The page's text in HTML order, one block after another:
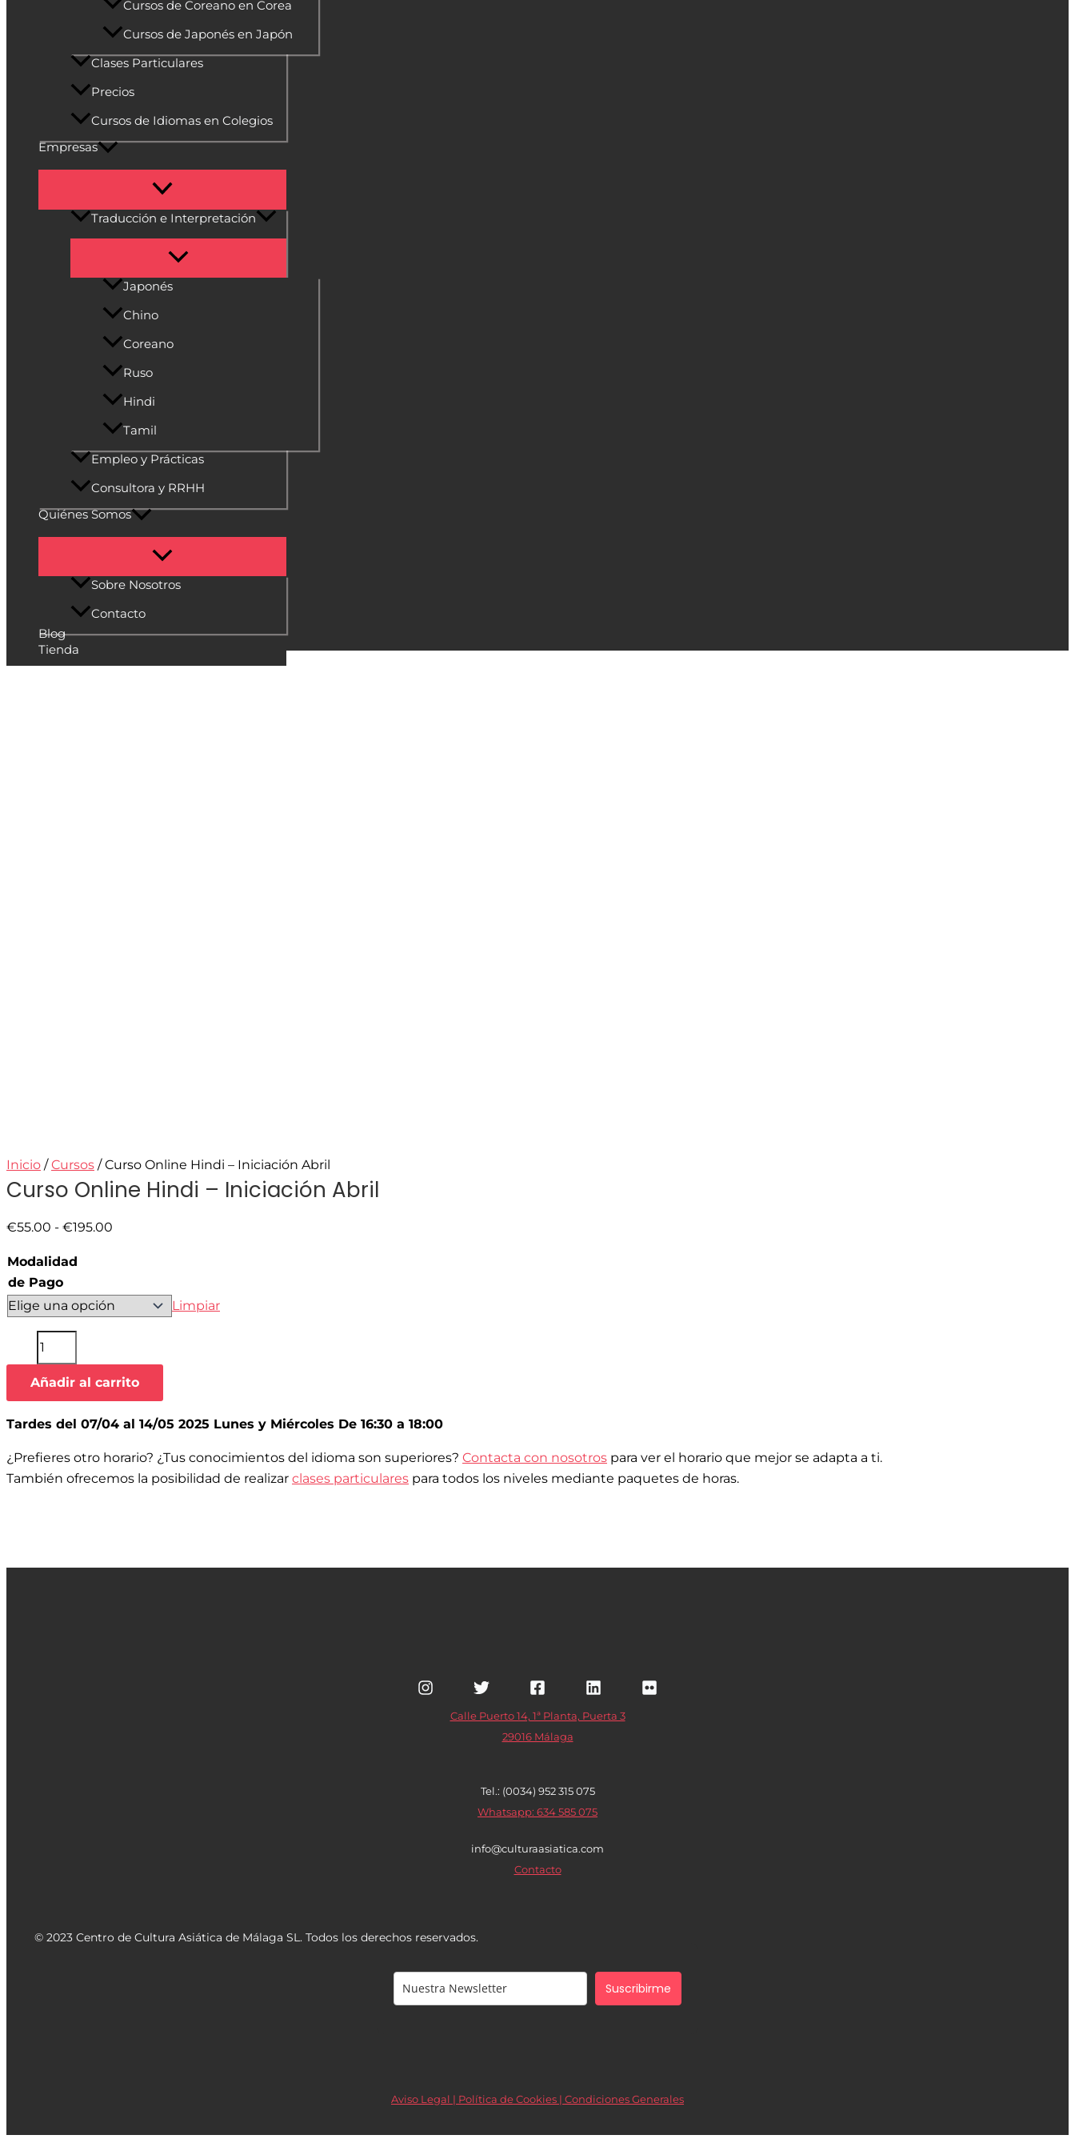
Cursos de Coreano en Corea
Cursos de Japonés en Japón
Clases Particulares
Precios
Cursos de Idiomas en Colegios
Empresas
Traducción e Interpretación
Japonés
Chino
Coreano
Ruso
Hindi
Tamil
Empleo y Prácticas
Consultora y RRHH
Quiénes Somos
Sobre Nosotros
Contacto
Blog
Tienda
Inicio /Cursos / Curso Online Hindi – Iniciación Abril
Curso Online Hindi – Iniciación Abril
€55.00 - €195.00
Modalidad
de Pago
Limpiar
Añadir al carrito
Tardes del 07/04 al 14/05 2025 Lunes y Miércoles De 16:30 a 18:00
¿Prefieres otro horario? ¿Tus conocimientos del idioma son superiores? Contacta con nosotros para ver el horario que mejor se adapta a ti.
También ofrecemos la posibilidad de realizar clases particulares para todos los niveles mediante paquetes de horas.
Calle Puerto 14, 1ª Planta, Puerta 3
29016 Málaga
Tel.: (0034) 952 315 075
Whatsapp: 634 585 075
info@culturaasiatica.com
Contacto
© 2023 Centro de Cultura Asiática de Málaga SL. Todos los derechos reservados.
Suscribirme
Aviso Legal | Política de Cookies | Condiciones Generales